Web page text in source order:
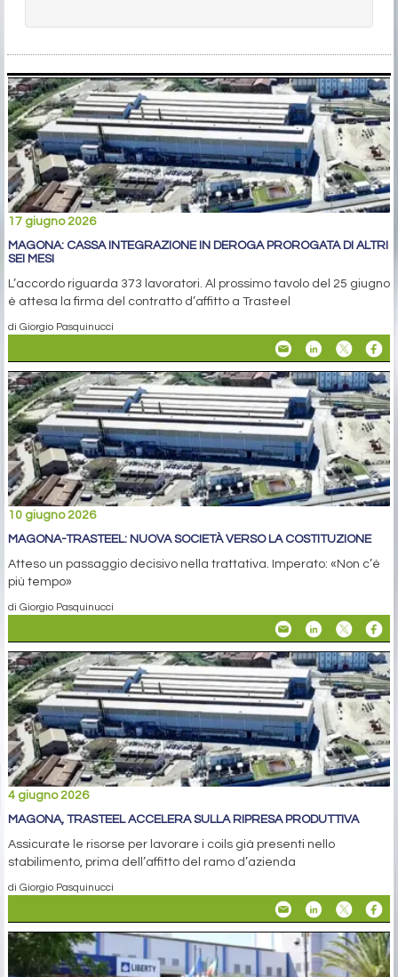
17 giugno 2026
MAGONA: CASSA INTEGRAZIONE IN DEROGA PROROGATA DI ALTRI
SEI MESI
L’accordo riguarda 373 lavoratori. Al prossimo tavolo del 25 giugno
è attesa la firma del contratto d’affitto a Trasteel
di Giorgio Pasquinucci
10 giugno 2026
MAGONA-TRASTEEL: NUOVA SOCIETÀ VERSO LA COSTITUZIONE
Atteso un passaggio decisivo nella trattativa. Imperato: «Non c’è
più tempo»
di Giorgio Pasquinucci
4 giugno 2026
MAGONA, TRASTEEL ACCELERA SULLA RIPRESA PRODUTTIVA
Assicurate le risorse per lavorare i coils già presenti nello
stabilimento, prima dell’affitto del ramo d’azienda
di Giorgio Pasquinucci